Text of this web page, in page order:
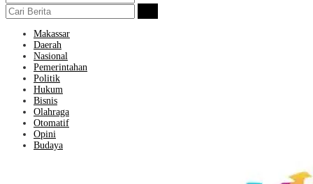
Makassar
Daerah
Nasional
Pemerintahan
Politik
Hukum
Bisnis
Olahraga
Otomatif
Opini
Budaya